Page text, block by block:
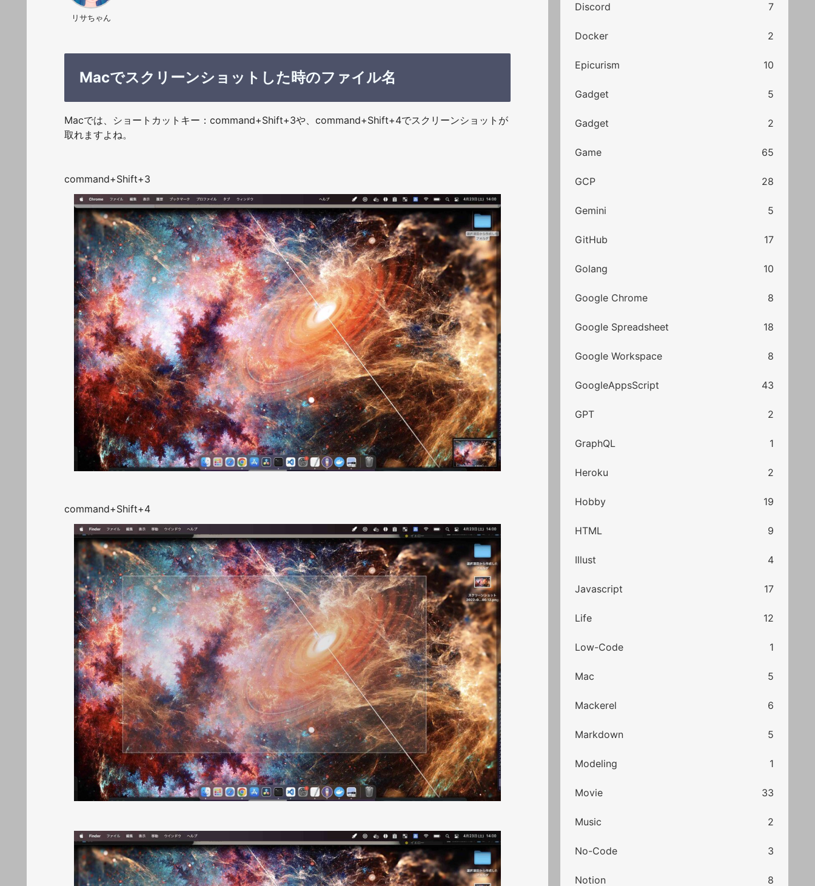
リサちゃん
Macでスクリーンショットした時のファイル名
Macでは、ショートカットキー：command+Shift+3や、command+Shift+4でスクリーンショットが
取れますよね。
command+Shift+3
command+Shift+4
Discord 7
Docker 2
Epicurism 10
Gadget 5
Gadget 2
Game 65
GCP 28
Gemini 5
GitHub 17
Golang 10
Google Chrome 8
Google Spreadsheet 18
Google Workspace 8
GoogleAppsScript 43
GPT 2
GraphQL 1
Heroku 2
Hobby 19
HTML 9
Illust 4
Javascript 17
Life 12
Low-Code 1
Mac 5
Mackerel 6
Markdown 5
Modeling 1
Movie 33
Music 2
No-Code 3
Notion 8